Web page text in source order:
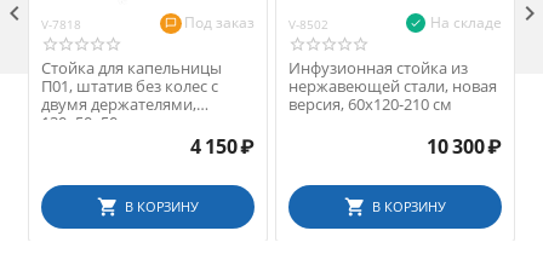
V-7818 Под заказ
Стойка для капельницы
П01, штатив без колес с
двумя держателями,
130х50х50 см
4 150₽
В КОРЗИНУ
V-8502 На складе
Инфузионная стойка из
нержавеющей стали, новая
версия, 60х120-210 см
10 300₽
В КОРЗИНУ
 